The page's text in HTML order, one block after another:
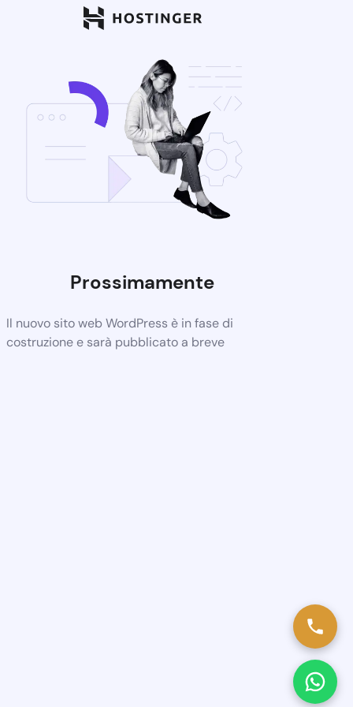
Prossimamente
Il nuovo sito web WordPress è in fase di
costruzione e sarà pubblicato a breve